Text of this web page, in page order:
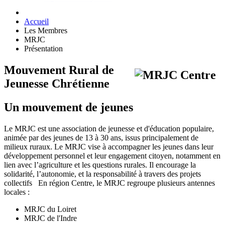
Accueil
Les Membres
MRJC
Présentation
Mouvement Rural de
Jeunesse Chrétienne
Un mouvement de jeunes
Le MRJC est une association de jeunesse et d'éducation populaire,
animée par des jeunes de 13 à 30 ans, issus principalement de
milieux ruraux. Le MRJC vise à accompagner les jeunes dans leur
développement personnel et leur engagement citoyen, notamment en
lien avec l’agriculture et les questions rurales. Il encourage la
solidarité, l’autonomie, et la responsabilité à travers des projets
collectifs En région Centre, le MRJC regroupe plusieurs antennes
locales :
MRJC du Loiret
MRJC de l'Indre